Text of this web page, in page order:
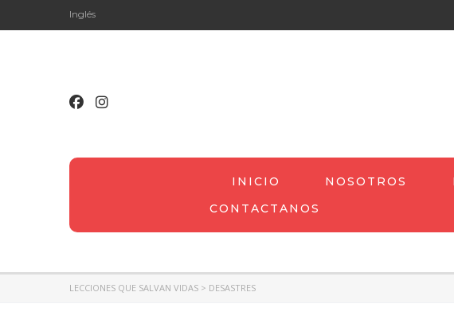
Inglés
INICIO NOSOTROS
CONTACTANOS
LECCIONES QUE SALVAN VIDAS > DESASTRES